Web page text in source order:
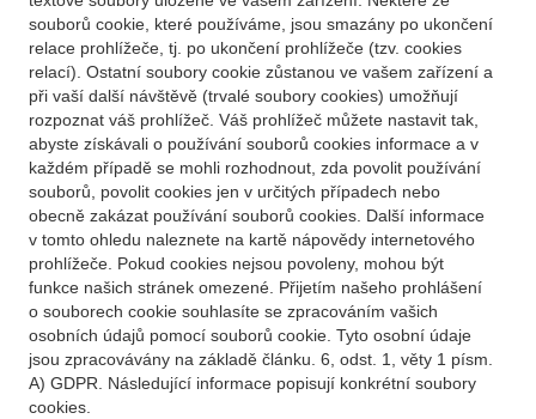
souborů cookie, které používáme, jsou smazány po ukončení
relace prohlížeče, tj. po ukončení prohlížeče (tzv. cookies
relací). Ostatní soubory cookie zůstanou ve vašem zařízení a
při vaší další návštěvě (trvalé soubory cookies) umožňují
rozpoznat váš prohlížeč. Váš prohlížeč můžete nastavit tak,
abyste získávali o používání souborů cookies informace a v
každém případě se mohli rozhodnout, zda povolit používání
souborů, povolit cookies jen v určitých případech nebo
obecně zakázat používání souborů cookies. Další informace
v tomto ohledu naleznete na kartě nápovědy internetového
prohlížeče. Pokud cookies nejsou povoleny, mohou být
funkce našich stránek omezené. Přijetím našeho prohlášení
o souborech cookie souhlasíte se zpracováním vašich
osobních údajů pomocí souborů cookie. Tyto osobní údaje
jsou zpracovávány na základě článku. 6, odst. 1, věty 1 písm.
A) GDPR. Následující informace popisují konkrétní soubory
cookies.